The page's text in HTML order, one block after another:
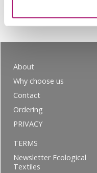
Related Products
About
Why choose us
Contact
Ordering
PRIVACY
TERMS
Newsletter Ecological
Textiles